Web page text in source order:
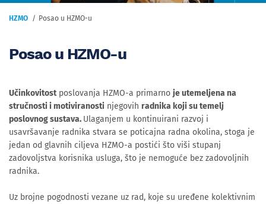
HZMO Posao u HZMO-u
Posao u HZMO-u
Učinkovitostposlovanja HZMO-a primarno je utemeljena na
stručnosti i motiviranosti njegovih radnika koji su temelj
poslovnog sustava. Ulaganjem u kontinuirani razvoj i
usavršavanje radnika stvara se poticajna radna okolina, stoga je
jedan od glavnih ciljeva HZMO-a postići što viši stupanj
zadovoljstva korisnika usluga, što je nemoguće bez zadovoljnih
radnika.
Uz brojne pogodnosti vezane uz rad, koje su uređene kolektivnim